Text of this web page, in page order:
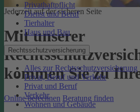
Privathaftpflicht
Dienst und Beruf
Tierhalter
Haus und Bau
Rechtsschutzversicherung
Alles zur Rechtsschutzversicherung
Privat, Beruf und Verkehr
Privat und Beruf
Verkehr
Wohnen und Gebäude
Jederzeit auf der sicheren Seite
Mit unserer
kommen Sie zu
Online berechnen Beratung finden